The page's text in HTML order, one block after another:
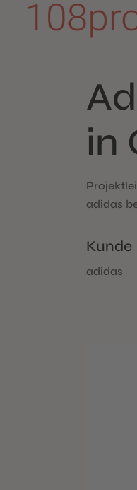
content
in
adidas
Kunde
adidas